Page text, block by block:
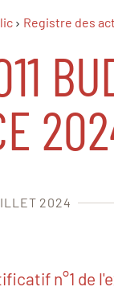
Registre des
2024
n°1 de